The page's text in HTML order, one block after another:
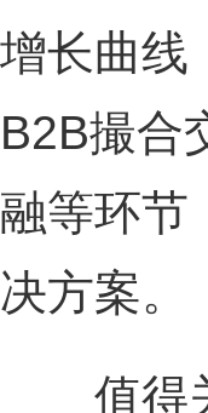
增长曲线
B2B撮合
融等环节
决方案。
值得关